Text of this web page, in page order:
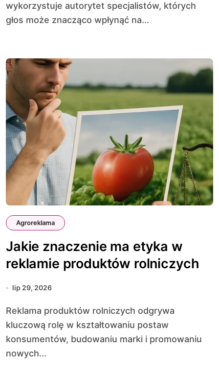
wykorzystuje autorytet specjalistów, których
głos może znacząco wpłynąć na...
Agroreklama
Jakie znaczenie ma etyka w
reklamie produktów rolniczych
lip 29, 2026
Reklama produktów rolniczych odgrywa
kluczową rolę w kształtowaniu postaw
konsumentów, budowaniu marki i promowaniu
nowych...